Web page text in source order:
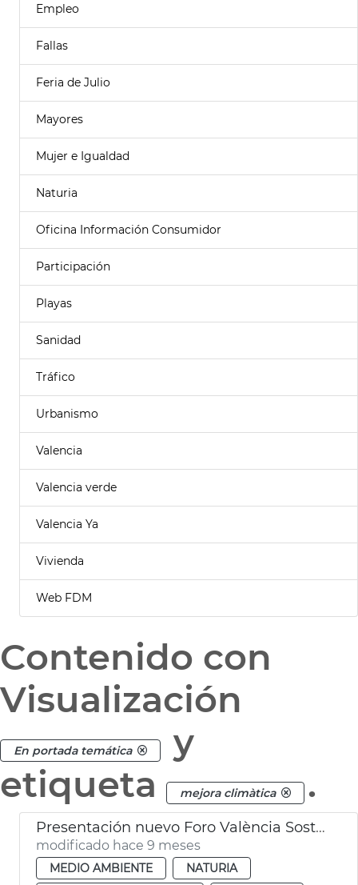
Empleo
Fallas
Feria de Julio
Mayores
Mujer e Igualdad
Naturia
Oficina Información Consumidor
Participación
Playas
Sanidad
Tráfico
Urbanismo
Valencia
Valencia verde
Valencia Ya
Vivienda
Web FDM
Contenido con
Visualización
En portada temática
y
etiqueta
mejora climàtica .
Presentación nuevo Foro València Sostenible
modificado hace 9 meses
MEDIO AMBIENTE
NATURIA